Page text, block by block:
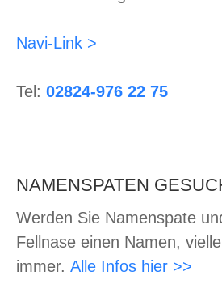
Navi-Link >
Tel: 02824-976 22 75
NAMENSPATEN
Werden Sie Namenspate
Fellnase einen Namen,
immer. Alle Infos hier >>